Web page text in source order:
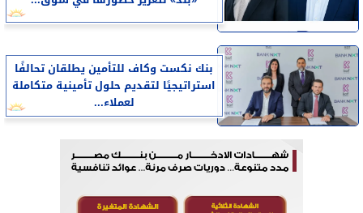
بنك نكست وكاف للتأمين يطلقان تحالفًا
استراتيجيًا لتقديم حلول تأمينية متكاملة
لعملاء...